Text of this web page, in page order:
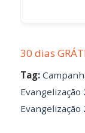
30 dias
Tag:
Evangelização
Evangelização